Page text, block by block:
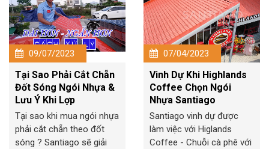
09/07/2023
Tại Sao Phải Cắt Chẵn
Đốt Sóng Ngói Nhựa &
Lưu Ý Khi Lợp
Tại sao khi mua ngói nhựa
phải cắt chẵn theo đốt
sóng ? Santiago sẽ giải
07/04/2023
Vinh Dự Khi Highlands
Coffee Chọn Ngói
Nhựa Santiago
Santiago vinh dự được
làm việc với Higlands
Coffee - Chuỗi cà phê với